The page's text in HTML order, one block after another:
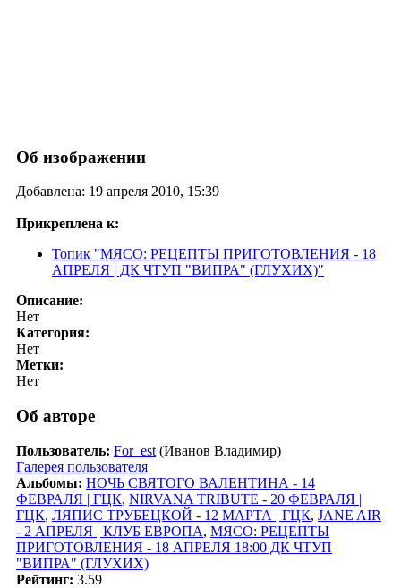
Об изображении
Добавлена: 19 апреля 2010, 15:39
Прикреплена к:
Топик "МЯСО: РЕЦЕПТЫ ПРИГОТОВЛЕНИЯ - 18
АПРЕЛЯ | ДК ЧТУП "ВИПРА" (ГЛУХИХ)"
Описание:
Нет
Категория:
Нет
Метки:
Нет
Об авторе
Пользователь: For_est (Иванов Владимир)
Галерея пользователя
Альбомы: НОЧЬ СВЯТОГО ВАЛЕНТИНА - 14
ФЕВРАЛЯ | ГЦК, NIRVANA TRIBUTE - 20 ФЕВРАЛЯ |
ГЦК, ЛЯПИС ТРУБЕЦКОЙ - 12 МАРТА | ГЦК, JANE AIR
- 2 АПРЕЛЯ | КЛУБ ЕВРОПА, МЯСО: РЕЦЕПТЫ
ПРИГОТОВЛЕНИЯ - 18 АПРЕЛЯ 18:00 ДК ЧТУП
"ВИПРА" (ГЛУХИХ)
Рейтинг: 3.59